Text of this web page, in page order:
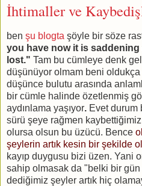
İhtimaller ve
ben şu blogta şöyle bir söze
you have now it is
lost." Tam bu cümleye denk
düşünüyor olmam beni
düşünce bulutu arasında
bir cümle halinde özetlenmiş
aydınlama yaşıyor. Evet durum
sürü şeye rağmen
olursa olsun bu üzücü. Bence
şeylerin artık kesin bir şekilde
kayıp duygusu bizi üzen. Yani
sahip olmasak da "belki bir gün
dediğimiz şeyler artık hiç